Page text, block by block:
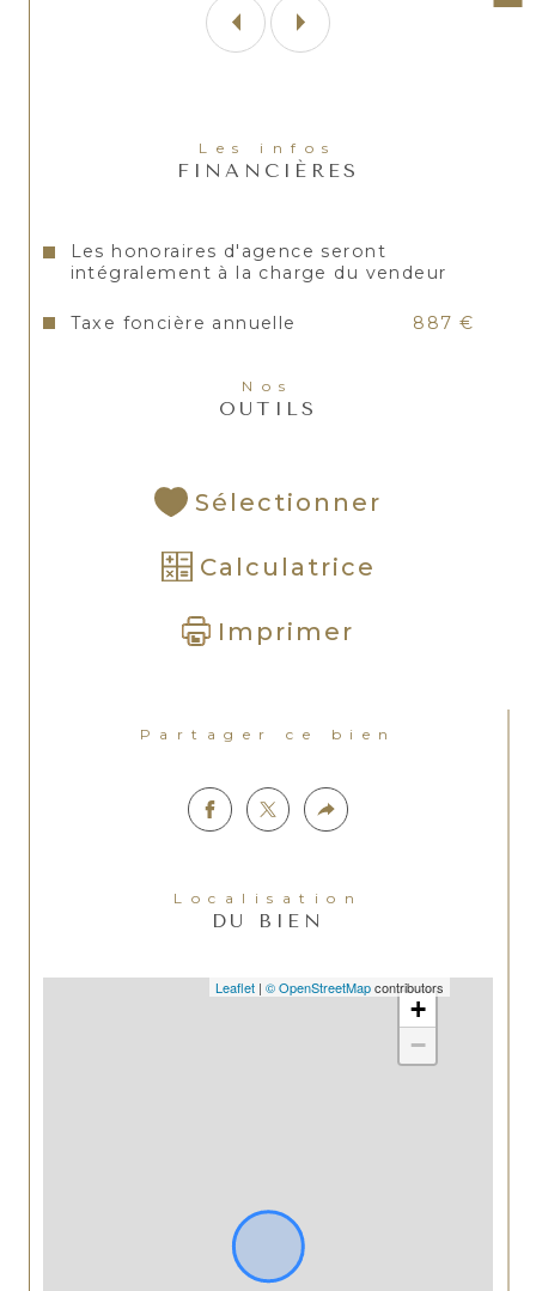
Les infos
FINANCIÈRES
Les honoraires d'agence seront
intégralement à la charge du vendeur
Taxe foncière annuelle 887 €
Nos
OUTILS
Sélectionner
Calculatrice
Imprimer
Partager ce bien
Localisation
DU BIEN
+
−
Leaflet | © OpenStreetMapcontributors